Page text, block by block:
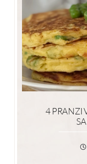
4 PRANZI